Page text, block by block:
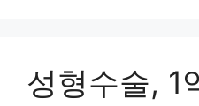
성형수술, 1